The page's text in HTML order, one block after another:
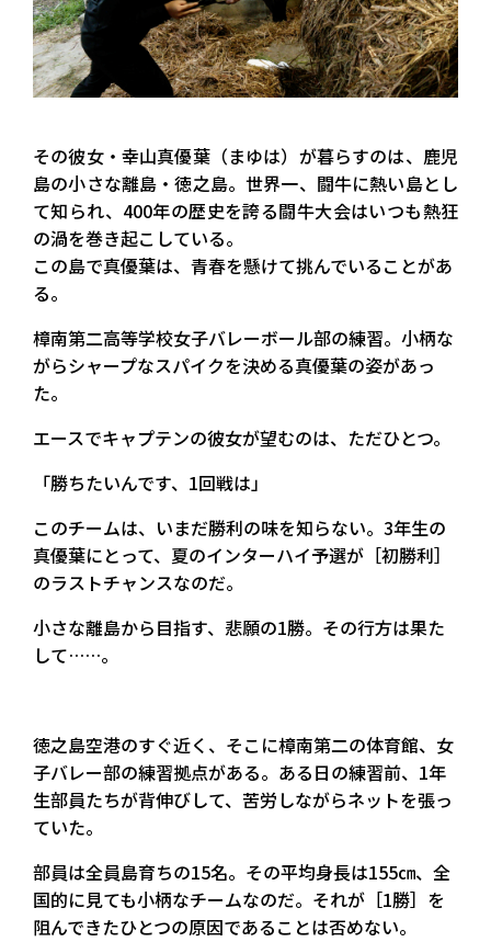
その彼女・幸山真優葉（まゆは）が暮らすのは、鹿児
島の小さな離島・徳之島。世界一、闘牛に熱い島とし
て知られ、400年の歴史を誇る闘牛大会はいつも熱狂
の渦を巻き起こしている。
この島で真優葉は、青春を懸けて挑んでいることがあ
る。
樟南第二高等学校女子バレーボール部の練習。小柄な
がらシャープなスパイクを決める真優葉の姿があっ
た。
エースでキャプテンの彼女が望むのは、ただひとつ。
「勝ちたいんです、1回戦は」
このチームは、いまだ勝利の味を知らない。3年生の
真優葉にとって、夏のインターハイ予選が［初勝利］
のラストチャンスなのだ。
小さな離島から目指す、悲願の1勝。その行方は果た
して……。
徳之島空港のすぐ近く、そこに樟南第二の体育館、女
子バレー部の練習拠点がある。ある日の練習前、1年
生部員たちが背伸びして、苦労しながらネットを張っ
ていた。
部員は全員島育ちの15名。その平均身長は155㎝、全
国的に見ても小柄なチームなのだ。それが［1勝］を
阻んできたひとつの原因であることは否めない。